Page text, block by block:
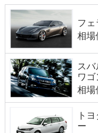
フ
相場
ス
ワゴ
相場
ト
ー